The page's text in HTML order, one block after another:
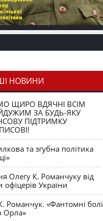
НОВИНИ
ЩИРО ВДЯЧНІ ВСІМ
ЗА БУДЬ-ЯКУ
ПІДТРИМКУ
та згубна політика
Олегу К. Романчуку від
офіцерів України
Романчук. «Фантомні болі
Орла»